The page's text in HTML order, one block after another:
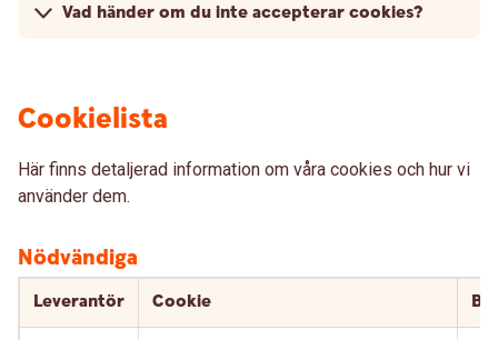
Vad händer om du inte accepterar cookies?
Cookielista
Här finns detaljerad information om våra cookies och hur vi
använder dem.
Nödvändiga
Leverantör Cookie